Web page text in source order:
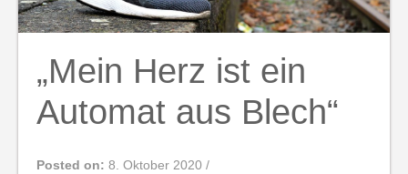
„Mein Herz ist ein
Automat aus Blech“
Posted on: 8. Oktober 2020 /